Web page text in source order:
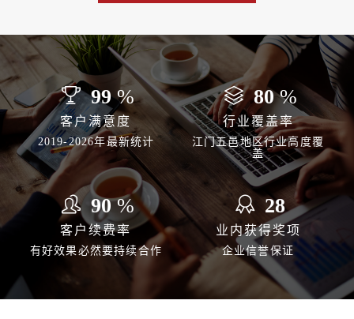
99 %
客户满意度
2019-2026年最新统计
80 %
行业覆盖率
江门五邑地区行业高度覆
盖
90 %
客户续费率
有好效果必然要持续合作
28
业内获得奖项
企业信誉保证